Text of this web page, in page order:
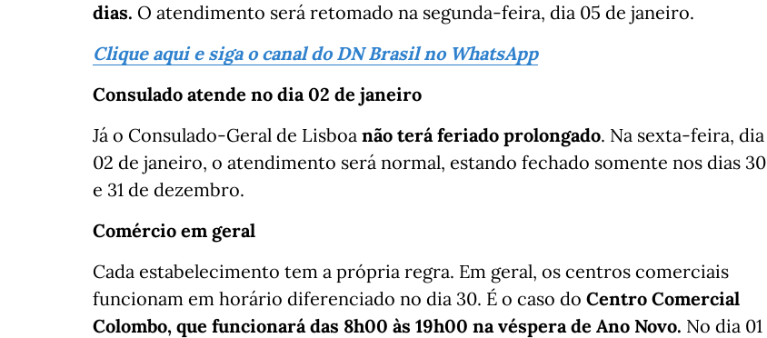
dias. O atendimento será retomado na segunda-feira, dia 05 de janeiro.
Clique aqui e siga o canal do DN Brasil no WhatsApp
Consulado atende no dia 02 de janeiro
Já o Consulado-Geral de Lisboa não terá feriado prolongado. Na sexta-feira, dia
02 de janeiro, o atendimento será normal, estando fechado somente nos dias 30
e 31 de dezembro.
Comércio em geral
Cada estabelecimento tem a própria regra. Em geral, os centros comerciais
funcionam em horário diferenciado no dia 30. É o caso do Centro Comercial
Colombo, que funcionará das 8h00 às 19h00 na véspera de Ano Novo. No dia 01